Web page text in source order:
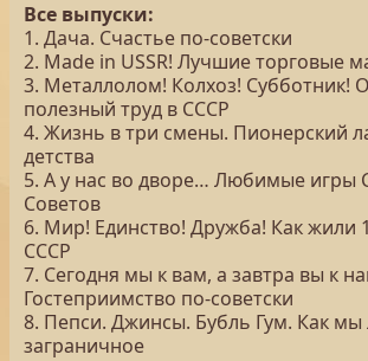
Все выпуски:
1. Дача. Счастье по-советски
2. Made in USSR! Лучшие торговые
3. Металлолом! Колхоз! Субботник!
полезный труд в СССР
4. Жизнь в три смены. Пионерский
детства
5. А у нас во дворе… Любимые игры
Советов
6. Мир! Единство! Дружба! Как жили
СССР
7. Сегодня мы к вам, а завтра вы к
Гостеприимство по-советски
8. Пепси. Джинсы. Бубль Гум. Как
заграничное